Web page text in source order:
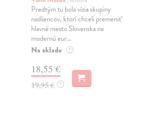
Predtým tu bola vízia skupiny
nadšencov, ktorí chceli premeniť
hlavné mesto Slovenska na
modernú eur...
Na sklade ?
18,55 €
19,95 € ?